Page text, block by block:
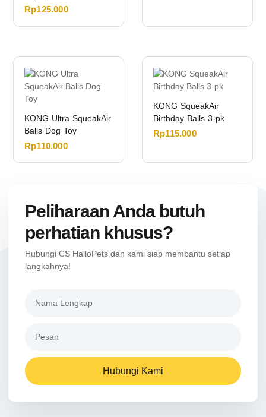
Rp125.000
KONG Ultra SqueakAir
Balls Dog Toy
Rp110.000
KONG SqueakAir
Birthday Balls 3-pk
Rp115.000
Peliharaan Anda butuh
perhatian khusus?
Hubungi CS HalloPets dan kami siap membantu setiap
langkahnya!
Hubungi Kami